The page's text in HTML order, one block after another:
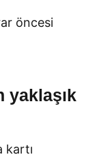
öncesi
yaklaşık
kartı